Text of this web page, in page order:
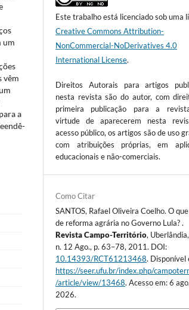
um
vêm
a
Este trabalho está licenciado sob uma
Creative Commons Attribution-
NonCommercial-NoDerivatives 4.0
International License.
Direitos Autorais para artigos
nesta revista são do autor, com
primeira publicação para a
virtude de aparecerem nesta
acesso público, os artigos são de uso
com atribuições próprias, em
educacionais e não-comerciais.
Como Citar
SANTOS, Rafael Oliveira Coelho. O
de reforma agrária no Governo Lula? .
Revista Campo-Território,
n. 12 Ago., p. 63–78, 2011. DOI:
10.14393/RCT61213468. Disponível
https://seer.ufu.br/index.php/
/article/view/13468. Acesso em: 6 ago.
2026.